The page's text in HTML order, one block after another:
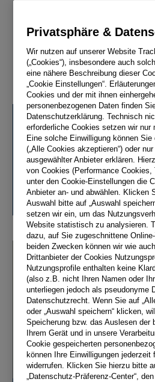
Schlauchdosierpumpen
ProMinent Schlauchpumpen
410 l/h bei einem
Produktgruppe
Privatsphäre &
Wir nutzen auf unserer Website
(„Cookies“), insbesondere auch
eine nähere Beschreibung dieser
„Cookie Einstellungen“.
Cookies und der mit ihnen
personenbezogenen Daten finden
Datenschutzerklärung. Technisch
erforderliche Cookies setzen wir nur
Eine solche Einwilligung können
(„Alle Cookies akzeptieren“) oder
ausgewählter Anbieter erklären.
von Cookies (Performance Cookies,
unter den Cookie-Einstellungen die
Anbieter an- und abwählen. Klicken
Auswahl bitte auf „Auswahl
setzen wir ein, um das
Website statistisch zu analysieren.
dazu, auf Sie zugeschnittene
beiden Zwecken können wir wie
Drittanbieter der Cookies
Nutzungsprofile enthalten keine
(also z.B. nicht Ihren Namen oder
unterliegen jedoch als pseudonyme
Datenschutzrecht. Wenn Sie auf
oder „Auswahl speichern“ klicken,
Speicherung bzw. das Auslesen der
Ihrem Gerät und in unsere
Cookie gespeicherten
können Ihre Einwilligungen jederzeit
widerrufen. Klicken Sie hierzu bitte
„Datenschutz-Präferenz-Center“,